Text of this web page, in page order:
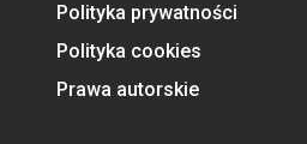
Polityka prywatności
Polityka cookies
Prawa autorskie